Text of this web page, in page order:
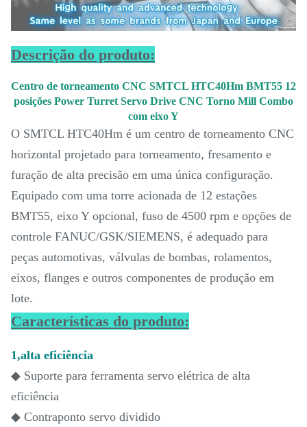
Descrição do produto:
Centro de torneamento CNC SMTCL HTC40Hm BMT55 12
posições Power Turret Servo Drive CNC Torno Mill Combo
com eixo Y
O SMTCL HTC40Hm é um centro de torneamento CNC
horizontal projetado para torneamento, fresamento e
furação de alta precisão em uma única configuração.
Equipado com uma torre acionada de 12 estações
BMT55, eixo Y opcional, fuso de 4500 rpm e opções de
controle FANUC/GSK/SIEMENS, é adequado para
peças automotivas, válvulas de bombas, rolamentos,
eixos, flanges e outros componentes de produção em
lote.
Características do produto:
1,alta eficiência
◆ Suporte para ferramenta servo elétrica de alta
eficiência
◆ Contraponto servo dividido